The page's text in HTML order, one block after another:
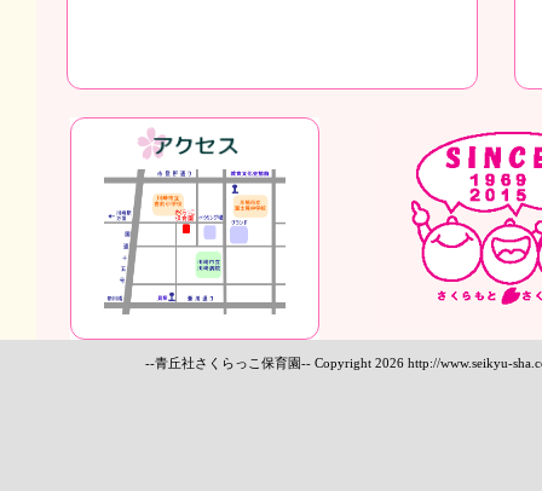
--青丘社さくらっこ保育園-- Copyright 2026 http://www.seikyu-